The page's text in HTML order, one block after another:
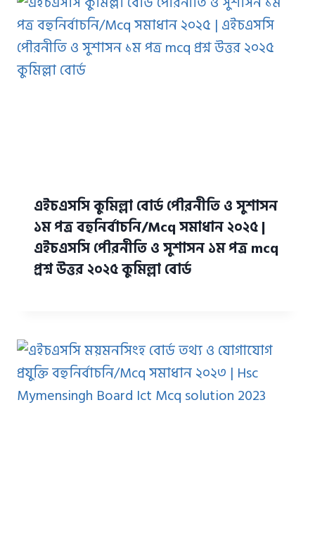
এইচএসসি কুমিল্লা বোর্ড পৌরনীতি ও সুশাসন
১ম পত্র বহুনির্বাচনি/Mcq সমাধান ২০২৫ |
এইচএসসি পৌরনীতি ও সুশাসন ১ম পত্র mcq
প্রশ্ন উত্তর ২০২৫ কুমিল্লা বোর্ড